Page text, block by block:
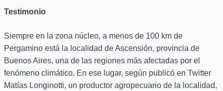
Testimonio
Siempre en la zona núcleo, a menos de 100 km de
Pergamino está la localidad de Ascensión, provincia de
Buenos Aires, una de las regiones más afectadas por el
fenómeno climático. En ese lugar, según publicó en Twitter
Matías Longinotti, un productor agropecuario de la localidad,